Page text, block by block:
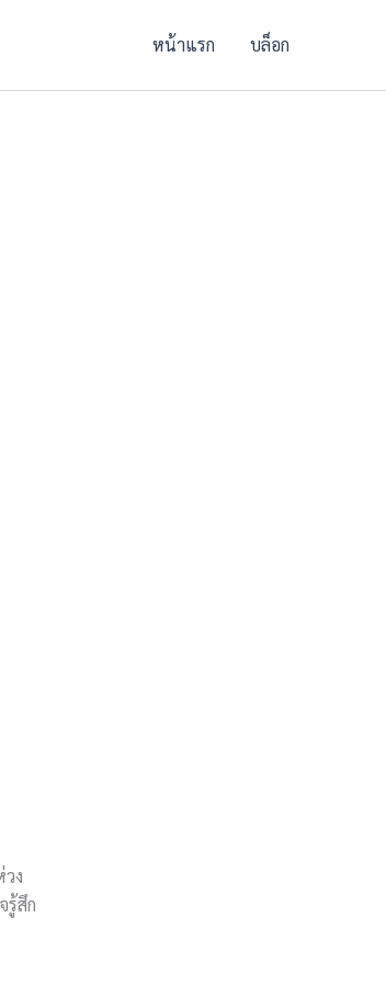
หน้าแรก บล็อก
ง
รู้สึก